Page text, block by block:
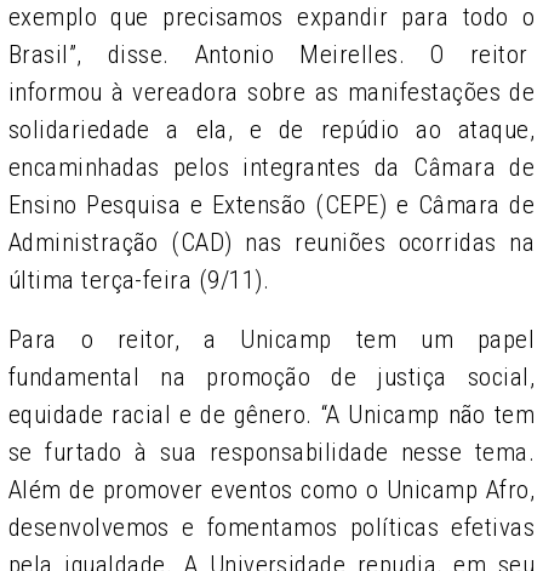
exemplo que precisamos expandir para todo o
Brasil”, disse. Antonio Meirelles. O reitor
informou à vereadora sobre as manifestações de
solidariedade a ela, e de repúdio ao ataque,
encaminhadas pelos integrantes da Câmara de
Ensino Pesquisa e Extensão (CEPE) e Câmara de
Administração (CAD) nas reuniões ocorridas na
última terça-feira (9/11).
Para o reitor, a Unicamp tem um papel
fundamental na promoção de justiça social,
equidade racial e de gênero. “A Unicamp não tem
se furtado à sua responsabilidade nesse tema.
Além de promover eventos como o Unicamp Afro,
desenvolvemos e fomentamos políticas efetivas
pela igualdade. A Universidade repudia, em seu